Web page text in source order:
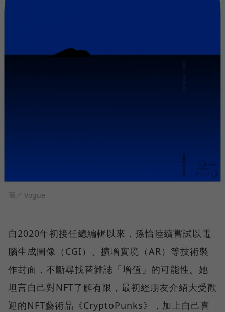
圖／ Vogue
自2020年初接任總編輯以來，孫怡陸續嘗試以電
腦生成圖像（CGI）、擴增實境（AR）等技術製
作封面，不斷尋找替雜誌「增值」的可能性。她
坦言自己對NFT了解有限，最初經朋友介紹大受歡
迎的NFT藝術品《CryptoPunks》，加上自己喜